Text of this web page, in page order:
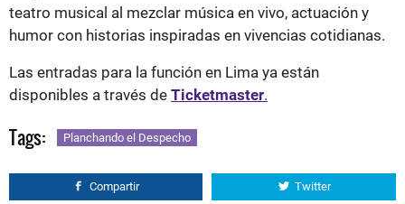
teatro musical al mezclar música en vivo, actuación y
humor con historias inspiradas en vivencias cotidianas.
Las entradas para la función en Lima ya están
disponibles a través de Ticketmaster.
Tags: Planchando el Despecho
Compartir Twitter